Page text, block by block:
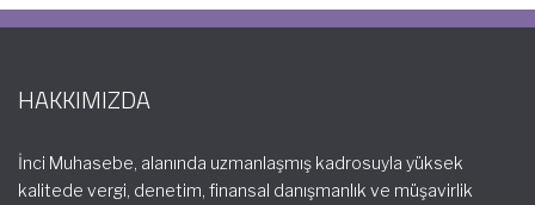
HAKKIMIZDA
İnci Muhasebe, alanında uzmanlaşmış kadrosuyla yüksek
kalitede vergi, denetim, finansal danışmanlık ve müşavirlik